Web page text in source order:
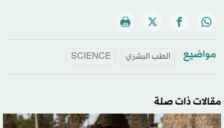
مواضيع الطب البشري SCIENCE
مقالات ذات صلة